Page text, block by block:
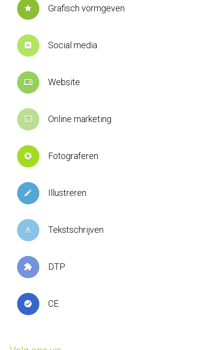
star Grafisch vormgeven
add_box Social media
devices Website
cast Online marketing
camera Fotograferen
create Illustreren
text_format Tekstschrijven
extension DTP
check_circle CE